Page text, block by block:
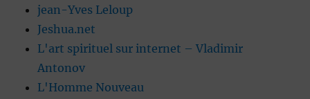
jean-Yves Leloup
Jeshua.net
L'art spirituel sur internet – Vladimir
Antonov
L'Homme Nouveau